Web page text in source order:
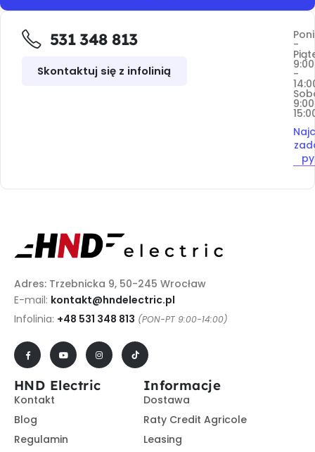
531 348 813
Skontaktuj się z infolinią
-
9:00
-
Adres: Trzebnicka 9, 50-245 Wrocław
E-mail: kontakt@hndelectric.pl
Infolinia: +48 531 348 813 (PON-PT 9:00-14:00)
HND Electric
Kontakt
Blog
Regulamin
Informacje
Dostawa
Raty Credit Agricole
Leasing